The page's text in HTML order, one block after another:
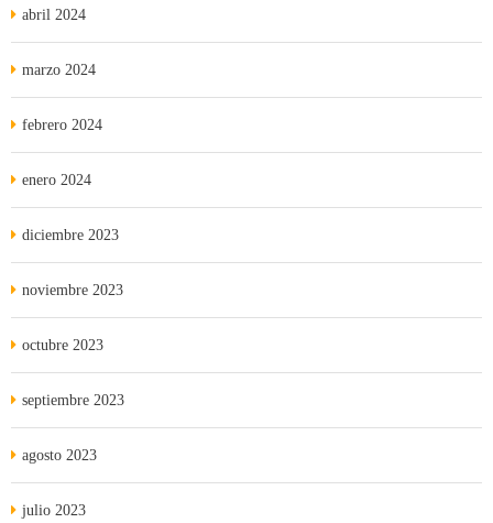
abril 2024
marzo 2024
febrero 2024
enero 2024
diciembre 2023
noviembre 2023
octubre 2023
septiembre 2023
agosto 2023
julio 2023